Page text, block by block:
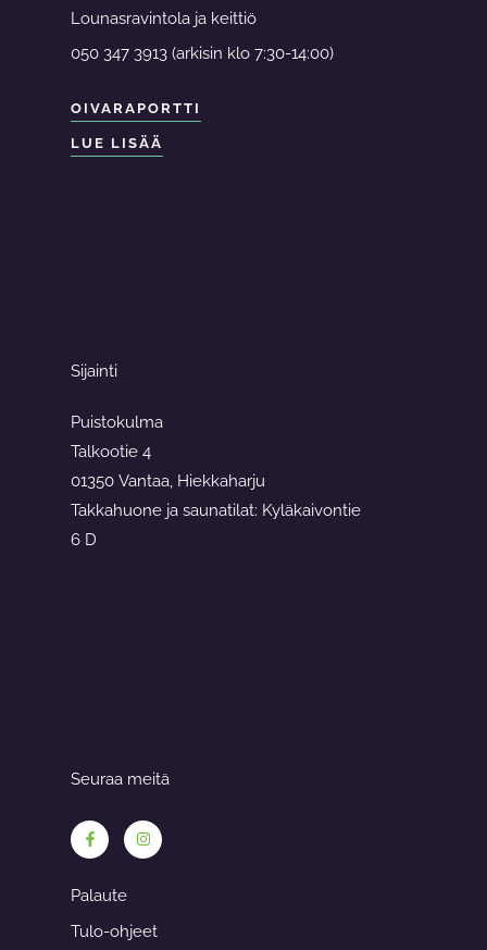
Lounasravintola ja keittiö
050 347 3913 (arkisin klo 7:30-14:00)
OIVARAPORTTI
LUE LISÄÄ
Sijainti
Puistokulma
Talkootie 4
01350 Vantaa, Hiekkaharju
Takkahuone ja saunatilat: Kyläkaivontie
6 D
Seuraa meitä
F
a
c
b
o
k
n
s
a
Palaute
Tulo-ohjeet